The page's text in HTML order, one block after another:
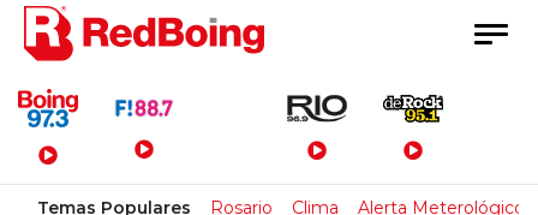
Menú Principal
Temas Populares Rosario Clima Alerta Meterológico